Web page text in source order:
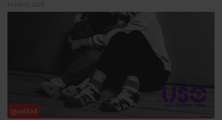
26 JULIO, 2026
Igualdad